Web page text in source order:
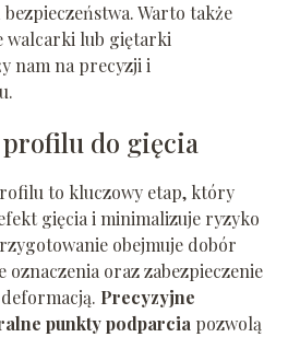
Warto także
walcarki lub giętarki
nam na precyzji i
do gięcia
to kluczowy etap, który
gięcia i minimalizuje ryzyko
obejmuje dobór
oznaczenia oraz zabezpieczenie
Precyzyjne
punkty podparciapozwolą